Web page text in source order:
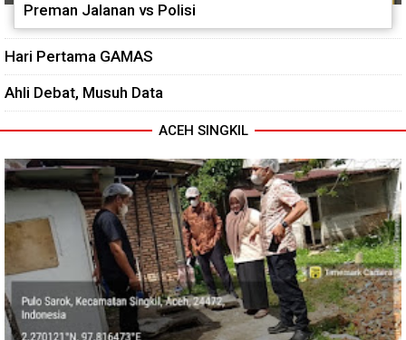
Preman Jalanan vs Polisi
Hari Pertama GAMAS
Ahli Debat, Musuh Data
ACEH SINGKIL